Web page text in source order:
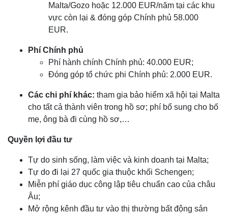
Malta/Gozo hoặc 12.000 EUR/năm tại các khu
vực còn lại & đóng góp Chính phủ 58.000
EUR.
Phí Chính phủ
Phí hành chính Chính phủ: 40.000 EUR;
Đóng góp tổ chức phi Chính phủ: 2.000 EUR.
Các chi phí khác: tham gia bảo hiểm xã hội tại Malta
cho tất cả thành viên trong hồ sơ; phí bổ sung cho bố
mẹ, ông bà đi cùng hồ sơ,…
Quyền lợi đầu tư
Tự do sinh sống, làm việc và kinh doanh tại Malta;
Tự do đi lại 27 quốc gia thuộc khối Schengen;
Miễn phí giáo dục công lập tiêu chuẩn cao của châu
Âu;
Mở rộng kênh đầu tư vào thị thường bất động sản